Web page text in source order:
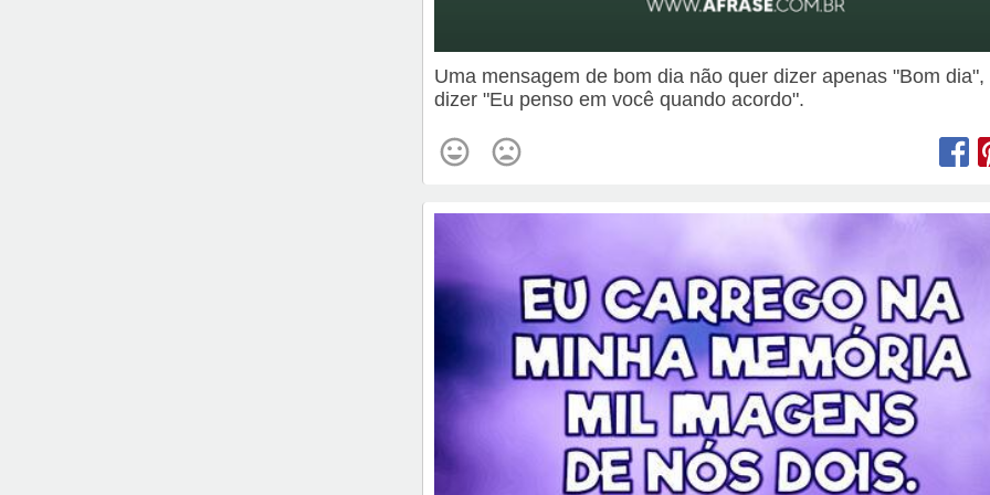
Uma mensagem de bom dia não quer dizer apenas "Bom dia",
dizer "Eu penso em você quando acordo".